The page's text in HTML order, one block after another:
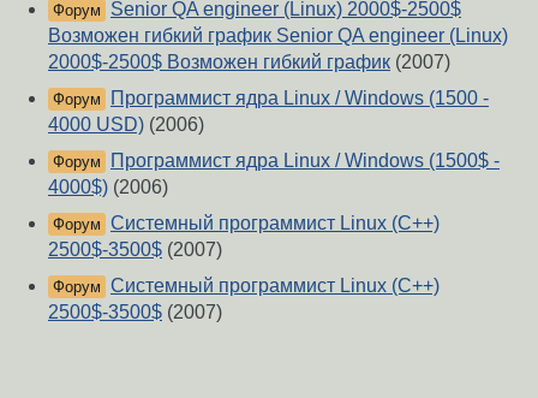
Форум
Senior QA engineer (Linux) 2000$-2500$
Возможен гибкий график Senior QA engineer (Linux)
2000$-2500$ Возможен гибкий график (2007)
Форум
Программист ядра Linux / Windows (1500 -
4000 USD) (2006)
Форум
Программист ядра Linux / Windows (1500$ -
4000$) (2006)
Форум Системный программист Linux (C++)
2500$-3500$ (2007)
Форум Системный программист Linux (C++)
2500$-3500$ (2007)